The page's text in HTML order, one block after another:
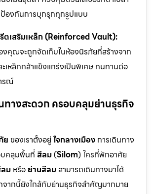
ป้องกันการบุกรุกทุกรูปแบบ
ตเสริมเหล็ก (Reinforced Vault):
คุณจะถูกจัดเก็บในห้องนิรภัยที่สร้างจาก
เหล็กกล้าแข็งแกร่งเป็นพิเศษ ทนทานต่อ
รณ์
ทางสะดวก ครอบคลุมย่านธุรกิจ
ย ของเราตั้งอยู่ ใจกลางเมือง การเดินทาง
บคลุมพื้นที่สีลม(Silom) ใครที่พักอาศัย
ม หรือย่านสีลม สามารถเดินทางมาได้
จากนี้ยังใกล้กับย่านธุรกิจสำคัญมากมาย